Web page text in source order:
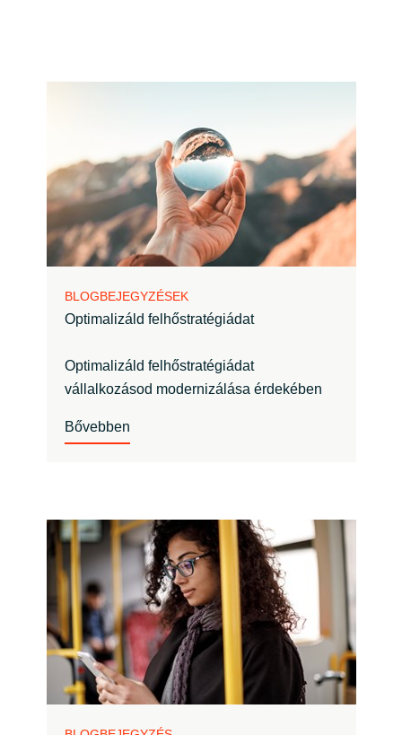
BLOGBEJEGYZÉSEK
Optimalizáld felhőstratégiádat
Optimalizáld felhőstratégiádat
vállalkozásod modernizálása érdekében
Bővebben